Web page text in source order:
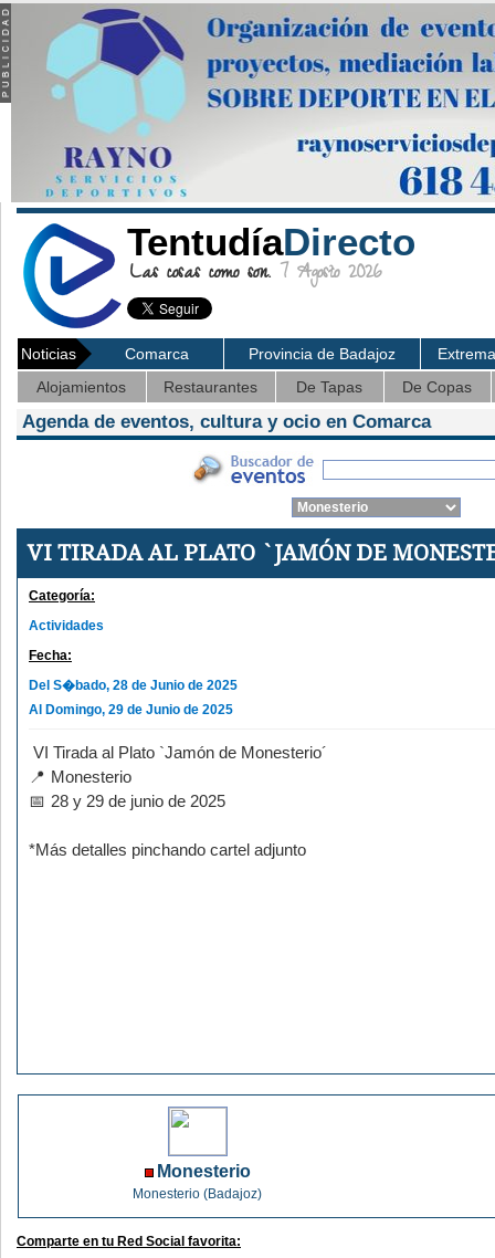
TentudíaDirecto
Las cosas como son. 7 Agosto 2026
Noticias Comarca Provincia de Badajoz
Alojamientos
Restaurantes De Tapas De Copas
Agenda de eventos, cultura y ocio en Comarca
VI TIRADA AL PLATO `JAMÓN DE
Categoría:
Actividades
Fecha:
Del S�bado, 28 de Junio de 2025
Al Domingo, 29 de Junio de 2025
VI Tirada al Plato `Jamón de Monesterio´
Monesterio
28 y 29 de junio de 2025
*Más detalles pinchando cartel adjunto
Monesterio
Monesterio (Badajoz)
Comparte en tu Red Social favorita: